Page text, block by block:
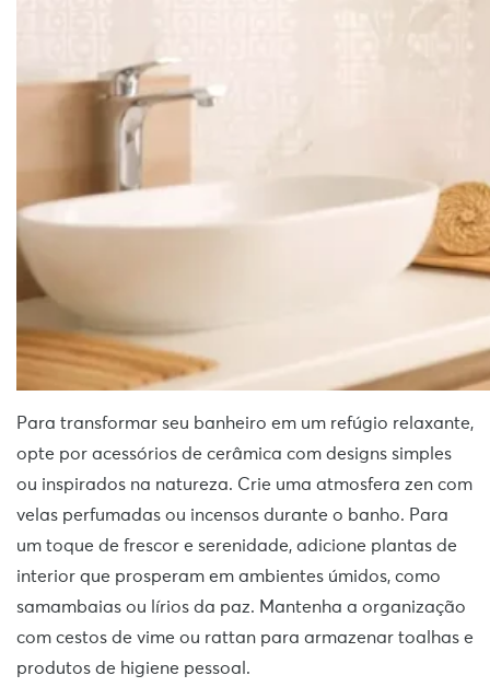
Para transformar seu banheiro em um refúgio relaxante,
opte por acessórios de cerâmica com designs simples
ou inspirados na natureza. Crie uma atmosfera zen com
velas perfumadas ou incensos durante o banho. Para
um toque de frescor e serenidade, adicione plantas de
interior que prosperam em ambientes úmidos, como
samambaias ou lírios da paz. Mantenha a organização
com cestos de vime ou rattan para armazenar toalhas e
produtos de higiene pessoal.